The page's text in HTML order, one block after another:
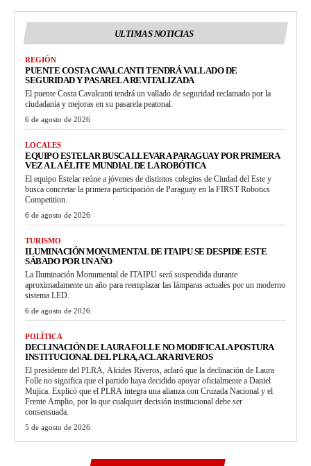
ULTIMAS NOTICIAS
REGIÓN
PUENTE COSTA CAVALCANTI TENDRÁ VALLADO DE
SEGURIDAD Y PASARELA REVITALIZADA
El puente Costa Cavalcanti tendrá un vallado de seguridad reclamado por la
ciudadanía y mejoras en su pasarela peatonal.
6 de agosto de 2026
LOCALES
EQUIPO ESTELAR BUSCA LLEVAR A PARAGUAY POR PRIMERA
VEZ A LA ÉLITE MUNDIAL DE LA ROBÓTICA
El equipo Estelar reúne a jóvenes de distintos colegios de Ciudad del Este y
busca concretar la primera participación de Paraguay en la FIRST Robotics
Competition.
6 de agosto de 2026
TURISMO
ILUMINACIÓN MONUMENTAL DE ITAIPU SE DESPIDE ESTE
SÁBADO POR UN AÑO
La Iluminación Monumental de ITAIPU será suspendida durante
aproximadamente un año para reemplazar las lámparas actuales por un moderno
sistema LED.
6 de agosto de 2026
POLÍTICA
DECLINACIÓN DE LAURA FOLLE NO MODIFICA LA POSTURA
INSTITUCIONAL DEL PLRA, ACLARA RIVEROS
El presidente del PLRA, Alcides Riveros, aclaró que la declinación de Laura
Folle no significa que el partido haya decidido apoyar oficialmente a Daniel
Mujica. Explicó que el PLRA integra una alianza con Cruzada Nacional y el
Frente Amplio, por lo que cualquier decisión institucional debe ser
consensuada.
5 de agosto de 2026